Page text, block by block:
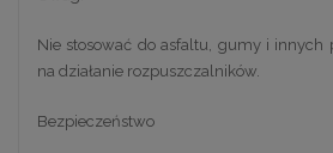
Nie stosować do asfaltu, gumy i innych
na działanie rozpuszczalników.
Bezpieczeństwo